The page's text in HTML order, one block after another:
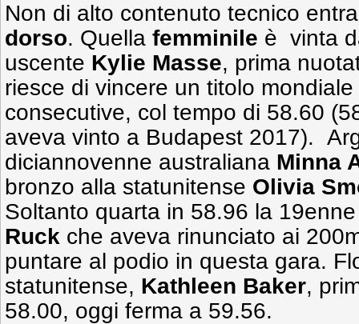
Non di alto contenuto tecnico
dorso. Quella femminile è vinta
uscente Kylie Masse, prima
riesce di vincere un titolo
consecutive, col tempo di 58.60
aveva vinto a Budapest 2017).
diciannovenne australiana Minna
bronzo alla statunitense Olivia
Soltanto quarta in 58.96 la
Ruck che aveva rinunciato ai
puntare al podio in questa gara.
statunitense, Kathleen Baker,
58.00, oggi ferma a 59.56.